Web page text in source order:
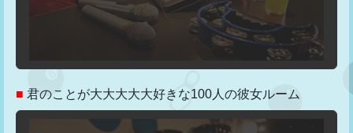
■ 君のことが大大大大大好きな100人の彼女ルーム